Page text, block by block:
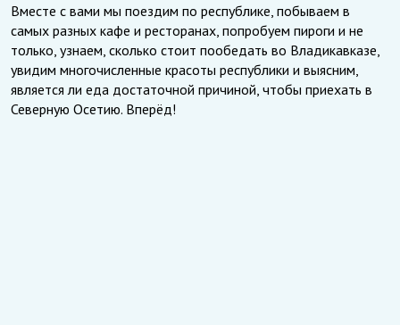
Вместе с вами мы поездим по республике, побываем в
самых разных кафе и ресторанах, попробуем пироги и не
только, узнаем, сколько стоит пообедать во Владикавказе,
увидим многочисленные красоты республики и выясним,
является ли еда достаточной причиной, чтобы приехать в
Северную Осетию. Вперёд!